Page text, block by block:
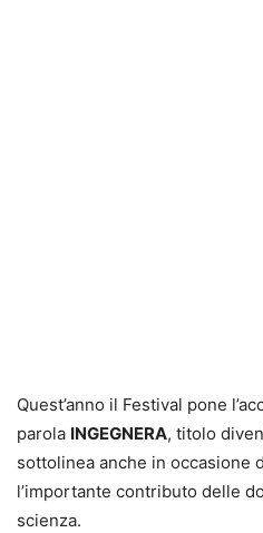
Quest’anno il Festival pone
parola INGEGNERA, titolo
sottolinea anche in occasione
l’importante contributo delle
scienza.